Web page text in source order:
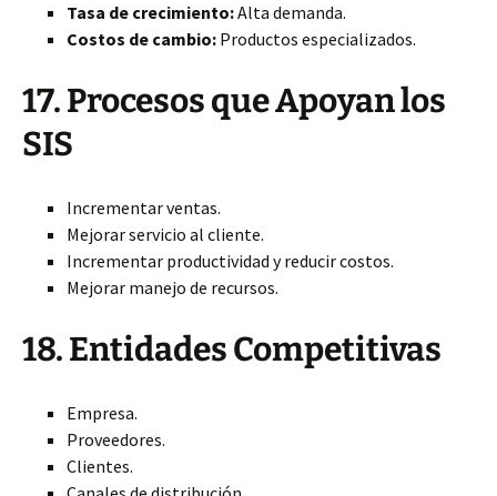
Tasa de crecimiento:Alta demanda.
Costos de cambio: Productos especializados.
17. Procesos que Apoyan los
SIS
Incrementar ventas.
Mejorar servicio al cliente.
Incrementar productividad y reducir costos.
Mejorar manejo de recursos.
18. Entidades Competitivas
Empresa.
Proveedores.
Clientes.